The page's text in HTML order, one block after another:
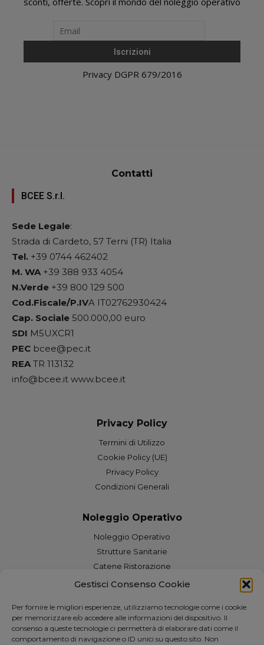
Gestisci Consenso Cookie
Per fornire le migliori esperienze, utilizziamo tecnologie come i cookie
per memorizzare e/o accedere alle informazioni del dispositivo. Il
consenso a queste tecnologie ci permetterà di elaborare dati come il
comportamento di navigazione o ID unici su questo sito. Non
Privacy DGPR 679/2016
Contatti
BCEE S.r.l.
Sede Legale:
Strada di Cardeto, 57 Terni (TR) Italia
Tel. +39 0744 462402
M. WA+39 388 933 4054
N.Verde +39 800 129 500
Cod.Fiscale/P.IVA IT02762930424
Cap. Sociale 500.000,00 euro
SDI M5UXCR1
PEC bcee@pec.it
REATR 113132
info@bcee.it www.bcee.it
Privacy Policy
Termini di Utilizzo
Cookie Policy (UE)
Privacy Policy
Condizioni Generali
Noleggio Operativo
Noleggio Operativo
Strutture Sanitarie
Catene Ristorazione
Grandi Hotel
Franchising
Negozi e centri commerciali
Edilizia